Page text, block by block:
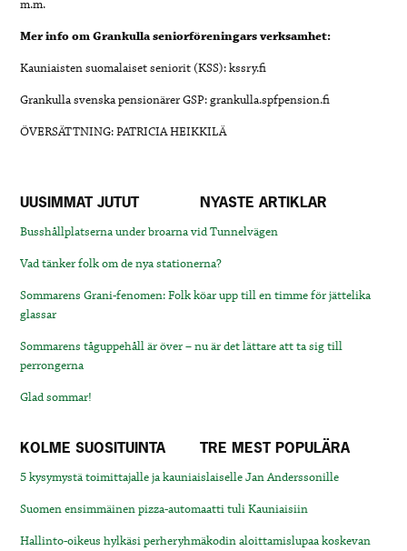
m.m.
Mer info om Grankulla seniorföreningars verksamhet:
Kauniaisten suomalaiset seniorit (KSS): kssry.fi
Grankulla svenska pensionärer GSP: grankulla.spfpension.fi
ÖVERSÄTTNING: PATRICIA HEIKKILÄ
UUSIMMAT JUTUT NYASTE ARTIKLAR
Busshållplatserna under broarna vid Tunnelvägen
Vad tänker folk om de nya stationerna?
Sommarens Grani-fenomen: Folk köar upp till en timme för jättelika
glassar
Sommarens tåguppehåll är över – nu är det lättare att ta sig till
perrongerna
Glad sommar!
KOLME SUOSITUINTA TRE MEST POPULÄRA
5 kysymystä toimittajalle ja kauniaislaiselle Jan Anderssonille
Suomen ensimmäinen pizza-automaatti tuli Kauniaisiin
Hallinto-oikeus hylkäsi perheryhmäkodin aloittamislupaa koskevan